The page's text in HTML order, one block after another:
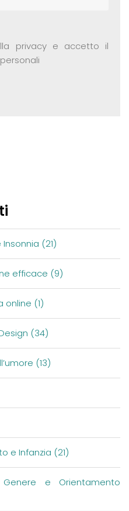
privacye accetto il
(21)
efficace (9)
online (1)
(34)
(13)
e Infanzia (21)
e Orientamento